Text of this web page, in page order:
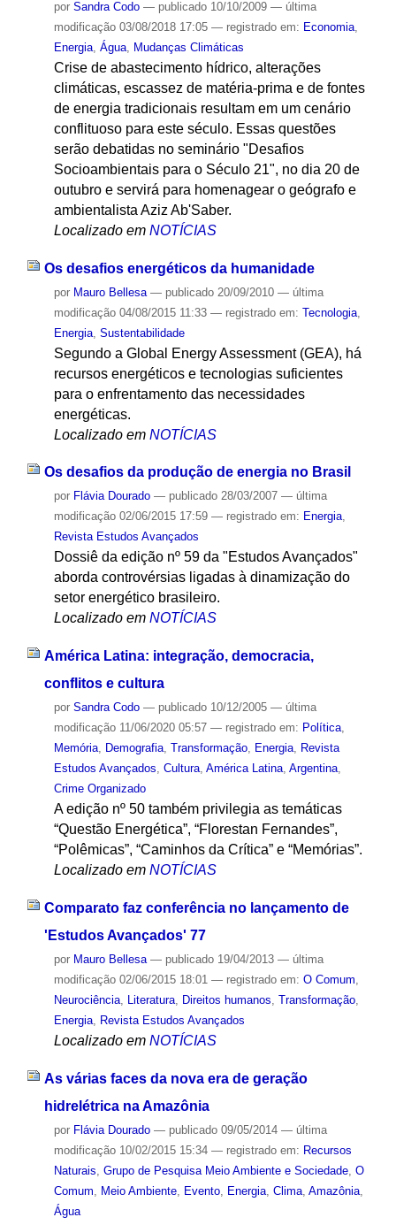
por Sandra Codo — publicado10/10/2009 — última
modificação03/08/2018 17:05 — registrado em: Economia,
Energia, Água, Mudanças Climáticas
Crise de abastecimento hídrico, alterações
climáticas, escassez de matéria-prima e de fontes
de energia tradicionais resultam em um cenário
conflituoso para este século. Essas questões
serão debatidas no seminário "Desafios
Socioambientais para o Século 21", no dia 20 de
outubro e servirá para homenagear o geógrafo e
ambientalista Aziz Ab'Saber.
Localizado em NOTÍCIAS
Os desafios energéticos da humanidade
por Mauro Bellesa — publicado20/09/2010 — última
modificação04/08/2015 11:33 — registrado em: Tecnologia,
Energia, Sustentabilidade
Segundo a Global Energy Assessment (GEA), há
recursos energéticos e tecnologias suficientes
para o enfrentamento das necessidades
energéticas.
Localizado em NOTÍCIAS
Os desafios da produção de energia no Brasil
por Flávia Dourado — publicado28/03/2007 — última
modificação02/06/2015 17:59 — registrado em: Energia,
Revista Estudos Avançados
Dossiê da edição nº 59 da "Estudos Avançados"
aborda controvérsias ligadas à dinamização do
setor energético brasileiro.
Localizado em NOTÍCIAS
América Latina: integração, democracia,
conflitos e cultura
por Sandra Codo — publicado10/12/2005 — última
modificação11/06/2020 05:57 — registrado em: Política,
Memória, Demografia, Transformação, Energia, Revista
Estudos Avançados, Cultura, América Latina, Argentina,
Crime Organizado
A edição nº 50 também privilegia as temáticas
“Questão Energética”, “Florestan Fernandes”,
“Polêmicas”, “Caminhos da Crítica” e “Memórias”.
Localizado em NOTÍCIAS
Comparato faz conferência no lançamento de
'Estudos Avançados' 77
por Mauro Bellesa — publicado19/04/2013 — última
modificação02/06/2015 18:01 — registrado em: O Comum
Neurociência, Literatura, Direitos humanos Transformação,
Energia, Revista Estudos Avançados
Localizado em NOTÍCIAS
As várias faces da nova era de geração
hidrelétrica na Amazônia
por Flávia Dourado — publicado09/05/2014 — última
modificação10/02/2015 15:34 — registrado em: Recursos
Naturais Grupo de Pesquisa Meio Ambiente e Sociedade, O
Comum
Meio Ambiente, Evento, Energia, Clima, Amazônia,
Água